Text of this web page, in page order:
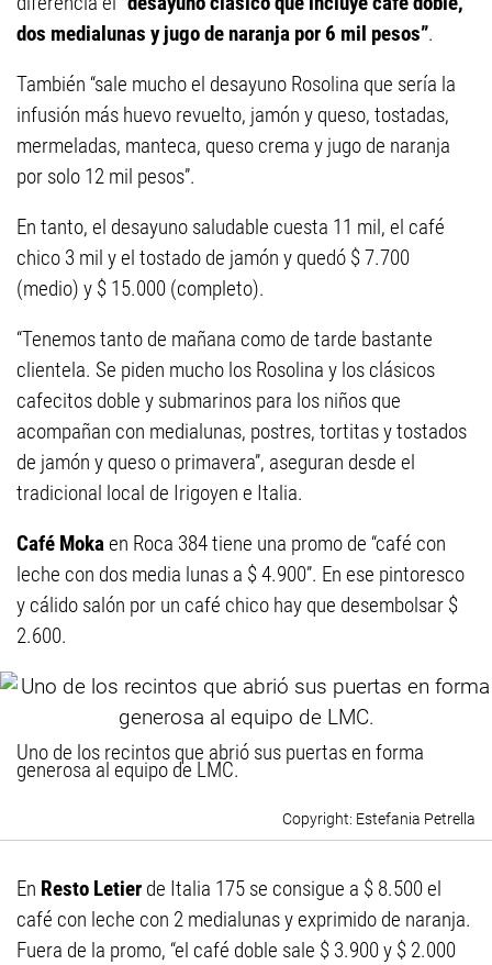
dos medialunas y jugo de naranja por 6 mil pesos”.
También “sale mucho el desayuno Rosolina que sería la
infusión más huevo revuelto, jamón y queso, tostadas,
mermeladas, manteca, queso crema y jugo de naranja
por solo 12 mil pesos”.
En tanto, el desayuno saludable cuesta 11 mil, el café
chico 3 mil y el tostado de jamón y quedó $ 7.700
(medio) y $ 15.000 (completo).
“Tenemos tanto de mañana como de tarde bastante
clientela. Se piden mucho los Rosolina y los clásicos
cafecitos doble y submarinos para los niños que
acompañan con medialunas, postres, tortitas y tostados
de jamón y queso o primavera”, aseguran desde el
tradicional local de Irigoyen e Italia.
Café Mokaen Roca 384 tiene una promo de “café con
leche con dos media lunas a $ 4.900”. En ese pintoresco
y cálido salón por un café chico hay que desembolsar $
2.600.
Uno de los recintos que abrió sus puertas en forma
generosa al equipo de LMC.
Estefania Petrella
En Resto Letier de Italia 175 se consigue a $ 8.500 el
café con leche con 2 medialunas y exprimido de naranja.
Fuera de la promo, “el café doble sale $ 3.900 y $ 2.000